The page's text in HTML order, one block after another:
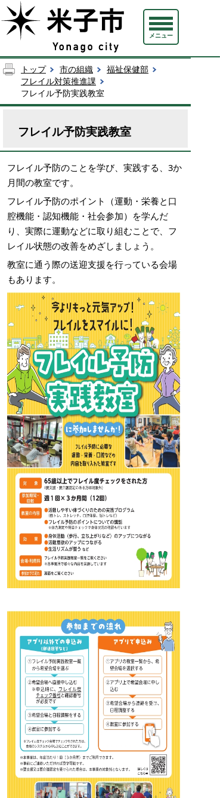
メニュー
トップ 市の組織
福祉保健部
フレイル対策推進課
フレイル予防実践教室
フレイル予防実践教室
フレイル予防のことを学び、実践する、3か
月間の教室です。
フレイル予防のポイント（運動・栄養と口
腔機能・認知機能・社会参加）を学んだ
り、実際に運動などに取り組むことで、フ
レイル状態の改善をめざしましょう。
教室に通う際の送迎支援を行っている会場
もあります。